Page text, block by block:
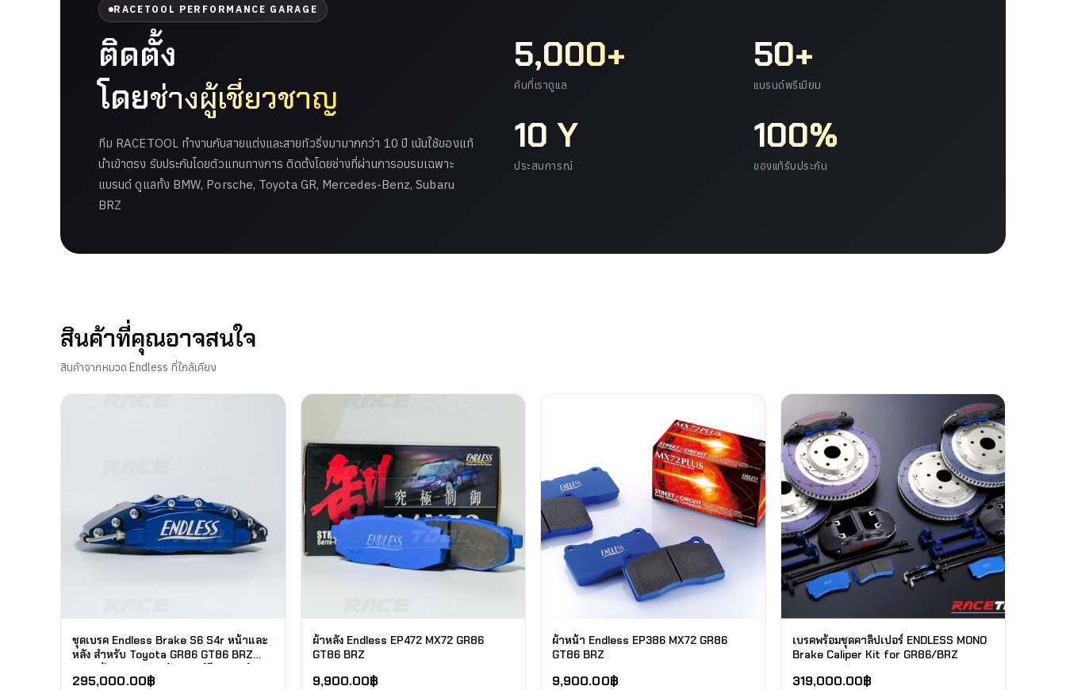
RACETOOL PERFORMANCE GARAGE
ติดตั้ง
โดยช่างผู้เชี่ยวชาญ
ทีม RACETOOL ทำงานกับสายแต่งและสายทัวริ่งมามากกว่า 10 ปี เน้นใช้ของแท้
นำเข้าตรง รับประกันโดยตัวแทนทางการ ติดตั้งโดยช่างที่ผ่านการอบรมเฉพาะ
แบรนด์ ดูแลทั้ง BMW, Porsche, Toyota GR, Mercedes-Benz, Subaru
BRZ
5,000+
คันที่เราดูแล
50+
แบรนด์พรีเมียม
10 Y
ประสบการณ์
100%
ของแท้รับประกัน
สินค้าที่คุณอาจสนใจ
สินค้าจากหมวด Endless ที่ใกล้เคียง
ชุดเบรค Endless Brake S6 S4r หน้าและ
หลัง สำหรับ Toyota GR86 GT86 BRZ
295,000.00฿
ผ้าหลัง Endless EP472 MX72 GR86
GT86 BRZ
9,900.00฿
ผ้าหน้า Endless EP386 MX72 GR86
GT86 BRZ
9,900.00฿
เบรคพร้อมชุดคาลิปเปอร์ ENDLESS MONO
Brake Caliper Kit for GR86/BRZ
319,000.00฿